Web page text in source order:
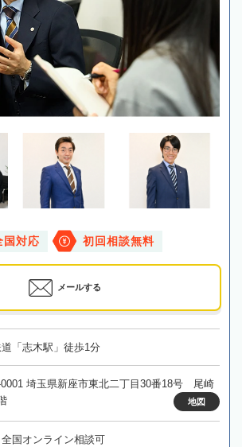
国対応 初回相談無料
メールする
「志木駅」徒歩1分
埼玉県新座市東北二丁目30番18号 尾崎
地図
国オンライン相談可